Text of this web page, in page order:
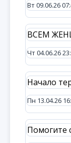
Вт 09.06.26
ВСЕМ
Чт 04.06.26
Начало
Пн 13.04.26
Помогите